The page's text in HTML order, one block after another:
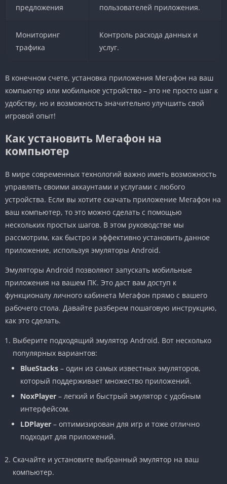
предложения
пользователей приложения.
Мониторинг
трафика
Контроль расхода данных и
услуг.
В конечном счете, установка приложения Мегафон на ваш
компьютер или мобильное устройство – это не просто шаг к
удобству, но и возможность значительно улучшить свой
игровой опыт!
Как установить Мегафон на
компьютер
В мире современных технологий важно иметь возможность
управлять своими аккаунтами и услугами с любого
устройства. Если вы хотите скачать приложение Мегафон на
ваш компьютер, то это можно сделать с помощью
нескольких простых шагов. В этом руководстве мы
рассмотрим, как быстро и эффективно установить данное
приложение, используя эмуляторы Android.
Эмуляторы Android позволяют запускать мобильные
приложения на вашем ПК. Это даст вам доступ к
функционалу личного кабинета Мегафон прямо с вашего
рабочего стола. Давайте разберем пошаговую инструкцию,
как это сделать.
Выберите подходящий эмулятор Android. Вот несколько
популярных вариантов:
BlueStacks – один из самых известных эмуляторов,
который поддерживает множество приложений.
NoxPlayer – легкий и быстрый эмулятор с удобным
интерфейсом.
LDPlayer – оптимизирован для игр и тоже отлично
подходит для приложений.
Скачайте и установите выбранный эмулятор на ваш
компьютер.